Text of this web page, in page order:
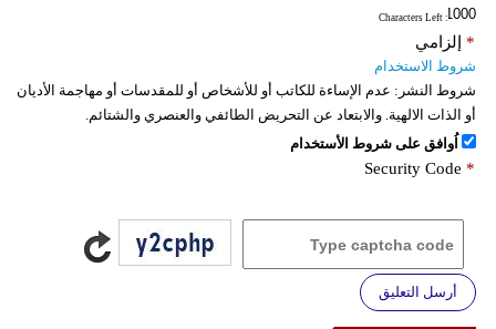
: Characters Left
إلزامي *
شروط الاستخدام
شروط النشر: عدم الإساءة للكاتب أو للأشخاص أو للمقدسات أو مهاجمة الأديان
أو الذات الالهية. والابتعاد عن التحريض الطائفي والعنصري والشتائم.
اُوافق على شروط الأستخدام
Security Code *
أرسل التعليق